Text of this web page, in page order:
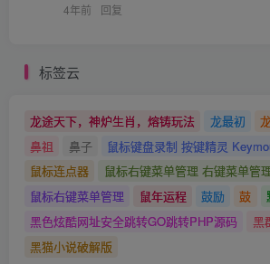
4年前 回复
标签云
龙途天下，神炉生肖，熔铸玩法 龙最初
鼻祖
鼻子
鼠标键盘录制 按键精灵
鼠标连点器
鼠标右键菜单管理 右键菜单管
鼠标右键菜单管理
鼠年运程 鼓励 鼓
黑色炫酷网址安全跳转GO跳转PHP源码
黑
黑猫小说破解版